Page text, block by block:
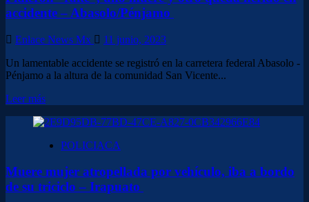
accidente – Abasolo/Pénjamo
Enlace News Mx
11 junio, 2023
Un lamentable accidente se registró en la carretera federal Abasolo -
Pénjamo a la altura de la comunidad San Vicente...
Leer másLeer
sobre
“raite”,
muere
y
POLICIACA
Muere mujer atropellada por vehículo, iba a bordo
de su triciclo – Irapuato